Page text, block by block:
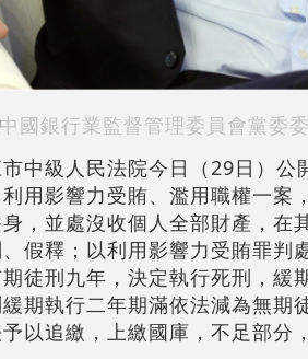
國銀行業監督管理委員會黨委
中級人民法院今日（29日）
用影響力受賄、濫用職權一
，並處沒收個人全部財產，
假釋；以利用影響力受賄罪
徒刑九年，決定執行死刑，
期執行二年期滿依法減為無
以追繳，上繳國庫，不足部分